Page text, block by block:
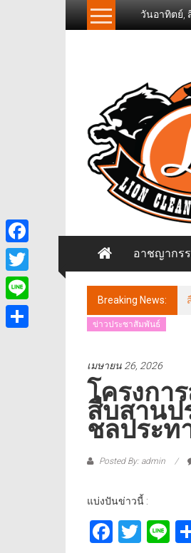
วันอาทิตย์,
Freelancer
วส์
ฟรี
แลน
เซอร์
อาชญากร
Breaking News:
ข่าวประชาสัมพันธ์
เมษายน 26, 2026
โครงกา
สืบสานป
ชลประท
Posted By: admin
แบ่งปันข่าวนี้ :
Facebook
Twitter
Line